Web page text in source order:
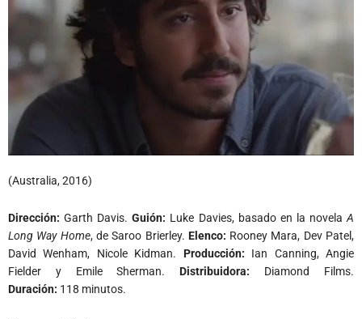
(Australia, 2016)
Dirección: Garth Davis.Guión: Luke Davies, basado en la novelaA
Long Way Home, de Saroo Brierley. Elenco: Rooney Mara, Dev Patel,
David Wenham, Nicole Kidman. Producción: Ian Canning, Angie
Fielder y Emile Sherman.Distribuidora: Diamond Films.
Duración: 118 minutos.